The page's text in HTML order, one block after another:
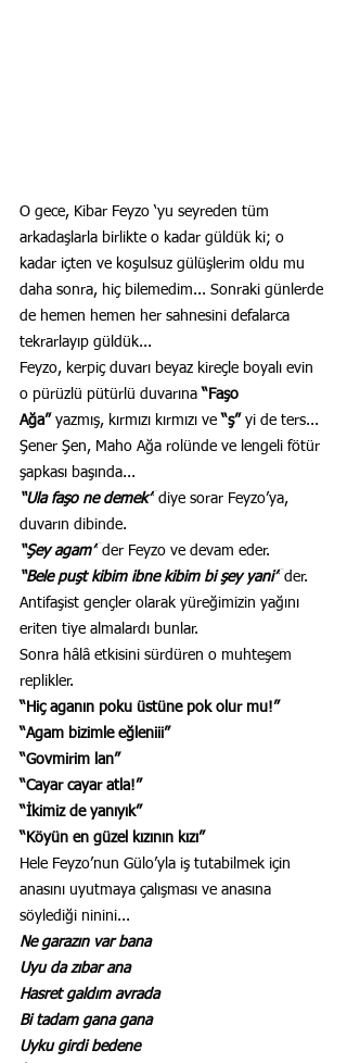
O gece, Kibar Feyzo ‘yu seyreden tüm
arkadaşlarla birlikte o kadar güldük ki; o
kadar içten ve koşulsuz gülüşlerim oldu mu
daha sonra, hiç bilemedim... Sonraki günlerde
de hemen hemen her sahnesini defalarca
tekrarlayıp güldük...
Feyzo, kerpiç duvarı beyaz kireçle boyalı evin
o pürüzlü pütürlü duvarına “Faşo
Ağa” yazmış, kırmızı kırmızı ve “ş” yi de ters...
Şener Şen, Maho Ağa rolünde ve lengeli fötür
şapkası başında...
“Ula faşo ne demek” diye sorar Feyzo’ya,
duvarın dibinde.
“Şey agam” der Feyzo ve devam eder.
“Bele puşt kibim ibne kibim bi şey yani” der.
Antifaşist gençler olarak yüreğimizin yağını
eriten tiye almalardı bunlar.
Sonra hâlâ etkisini sürdüren o muhteşem
replikler.
“Hiç aganın poku üstüne pok olur mu!”
“Agam bizimle eğleniii”
“Govmirim lan”
“Cayar cayar atla!”
“İkimiz de yanıyık”
“Köyün en güzel kızının kızı”
Hele Feyzo’nun Gülo’yla iş tutabilmek için
anasını uyutmaya çalışması ve anasına
söylediği ninini...
Ne garazın var bana
Uyu da zıbar ana
Hasret galdım avrada
Bi tadam gana gana
Uyku girdi bedene